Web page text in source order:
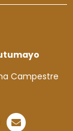
Campestre